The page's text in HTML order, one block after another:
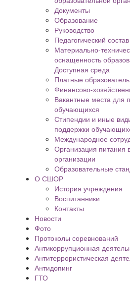
Документы
Образование
Руководство
Педагогический состав
Материально-
оснащенность
Доступная среда
Платные
Финансово-
Вакантные места для
обучающихся
Стипендии и иные
поддержки
Международное
Организация питания
организации
Образовательные
О СШОР
История учреждения
Воспитанники
Контакты
Новости
Фото
Протоколы соревнований
Антикоррупционная
Антитеррористическая
Антидопинг
ГТО